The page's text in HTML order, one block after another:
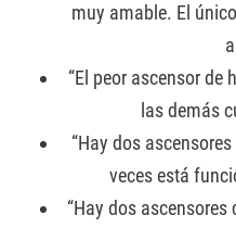
muy amable. El
“El peor ascensor de
las demás
“Hay dos
veces está
“Hay dos